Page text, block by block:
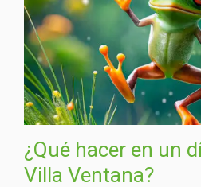
¿Qué hacer en un
Villa Ventana?